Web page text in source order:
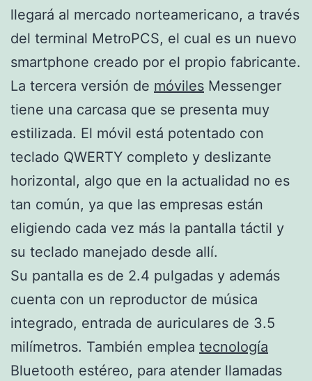
llegará al mercado norteamericano, a través
del terminal MetroPCS, el cual es un nuevo
smartphone creado por el propio fabricante.
La tercera versión de móviles Messenger
tiene una carcasa que se presenta muy
estilizada. El móvil está potentado con
teclado QWERTY completo y deslizante
horizontal, algo que en la actualidad no es
tan común, ya que las empresas están
eligiendo cada vez más la pantalla táctil y
su teclado manejado desde allí.
Su pantalla es de 2.4 pulgadas y además
cuenta con un reproductor de música
integrado, entrada de auriculares de 3.5
milímetros. También emplea tecnología
Bluetooth estéreo, para atender llamadas